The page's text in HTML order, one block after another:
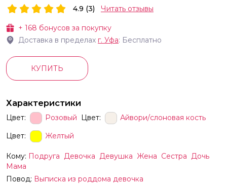
+ 168 бонусов за покупку
Доставка в пределах г. Уфа: Бесплатно
4.9 (3) Читать отзывы
КУПИТЬ
Характеристики
Цвет: Розовый Цвет:
Айвори/слоновая кость
Цвет:
Желтый
Кому: Подруга Девочка Девушка Жена Сестра Дочь
Мама
Повод: Выписка из роддома девочка